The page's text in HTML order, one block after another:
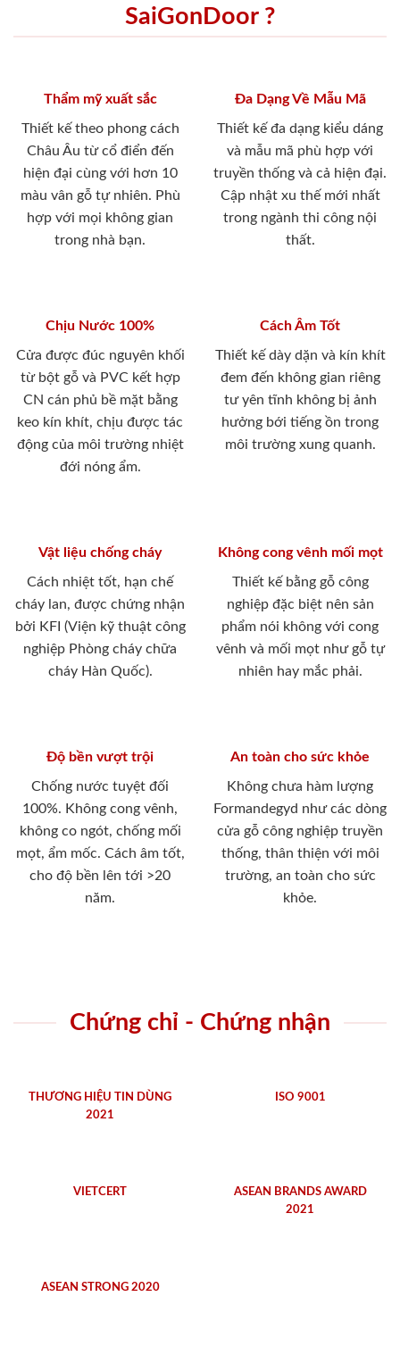
SaiGonDoor ?
Thẩm mỹ xuất sắc
Thiết kế theo phong cách
Châu Âu từ cổ điển đến
hiện đại cùng với hơn 10
màu vân gỗ tự nhiên. Phù
hợp với mọi không gian
trong nhà bạn.
Đa Dạng Về Mẫu Mã
Thiết kế đa dạng kiểu dáng
và mẫu mã phù hợp với
truyền thống và cả hiện đại.
Cập nhật xu thế mới nhất
trong ngành thi công nội
thất.
Chịu Nước 100%
Cửa được đúc nguyên khối
từ bột gỗ và PVC kết hợp
CN cán phủ bề mặt bằng
keo kín khít, chịu được tác
động của môi trường nhiệt
đới nóng ẩm.
Cách Âm Tốt
Thiết kế dày dặn và kín khít
đem đến không gian riêng
tư yên tĩnh không bị ảnh
hưởng bới tiếng ồn trong
môi trường xung quanh.
Vật liệu chống cháy
Cách nhiệt tốt, hạn chế
cháy lan, được chứng nhận
bởi KFI (Viện kỹ thuật công
nghiệp Phòng cháy chữa
cháy Hàn Quốc).
Không cong vênh mối mọt
Thiết kế bằng gỗ công
nghiệp đặc biệt nên sản
phẩm nói không với cong
vênh và mối mọt như gỗ tự
nhiên hay mắc phải.
Độ bền vượt trội
Chống nước tuyệt đối
100%. Không cong vênh,
không co ngót, chống mối
mọt, ẩm mốc. Cách âm tốt,
cho độ bền lên tới >20
năm.
An toàn cho sức khỏe
Không chưa hàm lượng
Formandegyd như các dòng
cửa gỗ công nghiệp truyền
thống, thân thiện với môi
trường, an toàn cho sức
khỏe.
Chứng chỉ - Chứng nhận
THƯƠNG HIỆU TIN DÙNG
2021
ISO 9001
VIETCERT
ASEAN BRANDS AWARD
2021
ASEAN STRONG 2020